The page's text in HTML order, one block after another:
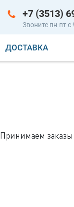
+7 (3513)
Звоните пн-пт с
ДОСТАВКА
Принимаем